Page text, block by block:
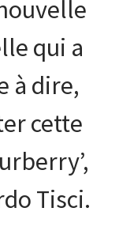
qui a
à dire,
cette
Tisci.